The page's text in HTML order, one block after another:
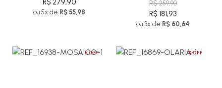
R$ 279,90
ou 5x de R$ 55,98
R$ 259,90
R$ 181,93
ou 3x de R$ 60,64
%OFF %OFF